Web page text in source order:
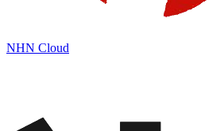
NHN Cloud